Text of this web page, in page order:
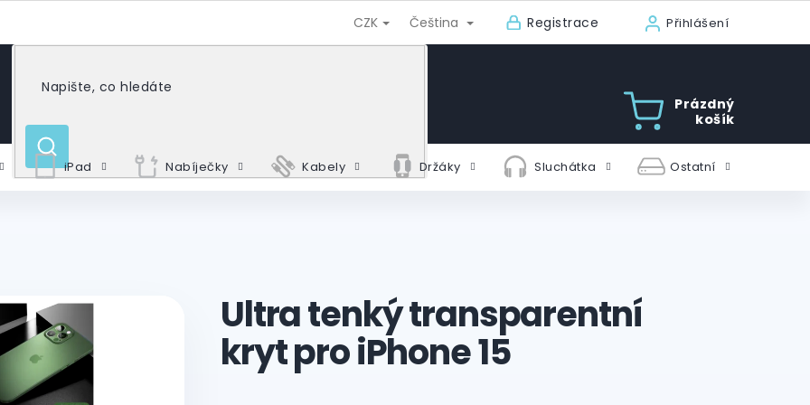
CZK Čeština Registrace Přihlášení
HLEDAT
Prázdný
košík
iPad Nabíječky Kabely Držáky Sluchátka Ostatní
Ultra tenký transparentní
kryt pro iPhone 15